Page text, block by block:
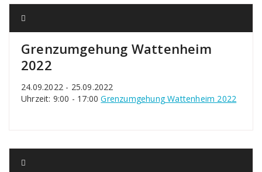
Grenzumgehung Wattenheim
2022
24.09.2022 - 25.09.2022
Uhrzeit: 9:00 - 17:00Grenzumgehung Wattenheim 2022